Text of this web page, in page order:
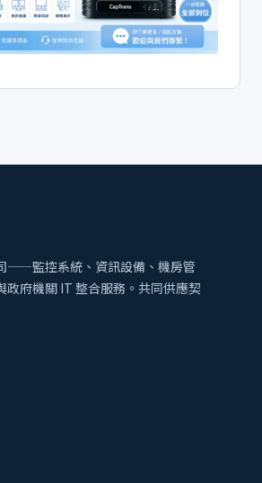
——監控系統、資訊設備、機房管
政府機關 IT 整合服務。共同供應契